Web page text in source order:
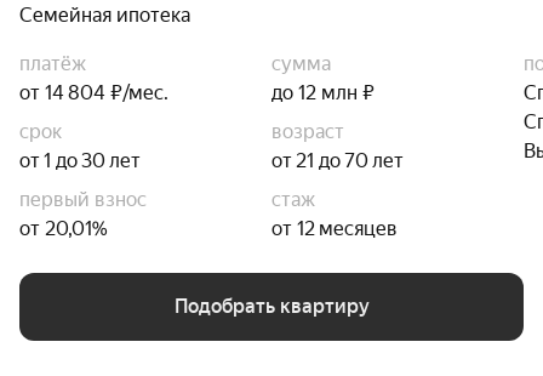
Семейная ипотека
платёж
от 14 804 ₽/мес.
сумма
до 12 млн ₽
срок
от 1 до 30 лет
возраст
от 21 до 70 лет
первый взнос
от 20,01%
стаж
от 12 месяцев
Подобрать квартиру